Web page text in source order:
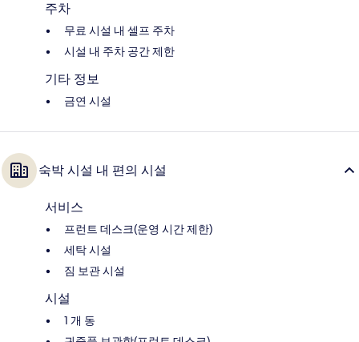
주차
무료 시설 내 셀프 주차
시설 내 주차 공간 제한
기타 정보
금연 시설
숙박 시설 내 편의 시설
서비스
프런트 데스크(운영 시간 제한)
세탁 시설
짐 보관 시설
시설
1 개 동